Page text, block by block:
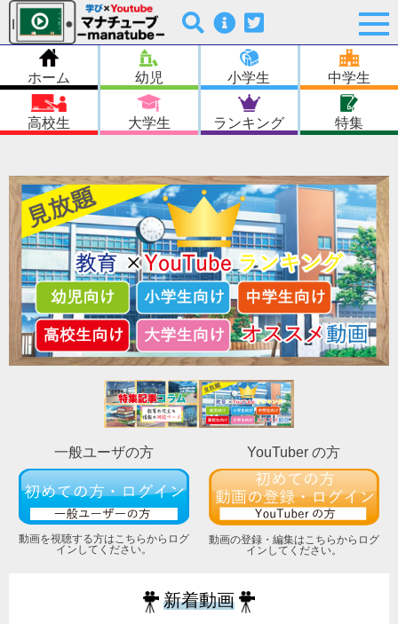
ホーム 幼児 小学生 中学生
高校生 大学生 ランキング 特集
一般ユーザの方
動画を視聴する方はこちらからログ
インしてください。
YouTuber の方
動画の登録・編集はこちらからログ
インしてください。
新着動画